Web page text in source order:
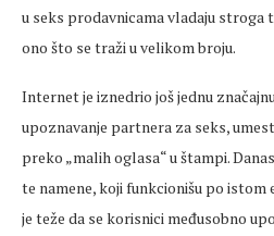
u seks prodavnicama vladaju stroga
ono što se traži u velikom broju.
Internet je iznedrio još jednu
upoznavanje partnera za seks,
preko „malih oglasa“ u štampi.
te namene, koji funkcionišu po
je teže da se korisnici međusobno